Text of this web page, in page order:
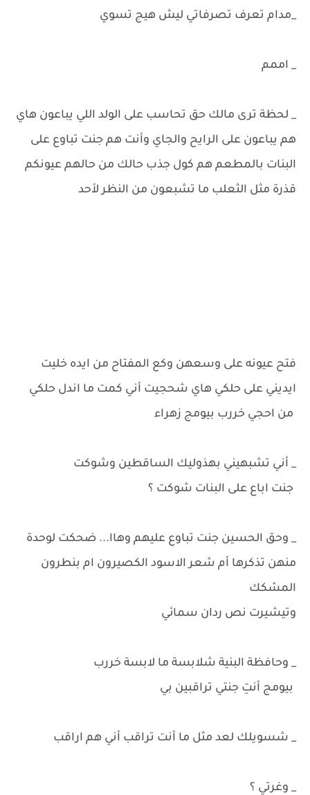
_مدام تعرف تصرفاتي ليش هيج تسوي
_ اممم
_ لحظة ترى مالك حق تحاسب على الولد اللي يباعون هاي
هم يباعون على الرايح والجاي وأنت هم جنت تباوع على
البنات بالمطعم هم كول جذب حالك من حالهم عيونكم
قذرة مثل الثعلب ما تشبعون من النظر لأحد
فتح عيونه على وسعهن وكع المفتاح من ايده خليت
ايديني على حلكي هاي شحجيت أني كمت ما اندل حلكي
من احجي خررب بيومج زهراء
_ أني تشبهيني بهذوليك الساقطين وشوكت
جنت اباع على البنات شوكت ؟
_ وحق الحسين جنت تباوع عليهم وهاا... ضحكت لوحدة
منهن تذكرها أم شعر الاسود الكصيرون ام بنطرون
المشكك
وتيشيرت نص ردان سمائي
_ وحافظة البنية شلابسة ما لابسة خررب
بيومج أنتِ جنتي تراقبين بي
_ شسويلك لعد مثل ما أنت تراقب أني هم اراقب
_ وغرتي ؟